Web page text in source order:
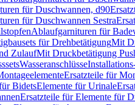
für Duschwannen, d90
für Duschwannen Sestra
Ablaufgarnituren für
für DrehbetätigungMit
ZulaufMit Druckbetätigung
Wasseranschlüsse
Ersatzteile für
BidetsElemente für Urinale
Ersatzteile für Elemente für